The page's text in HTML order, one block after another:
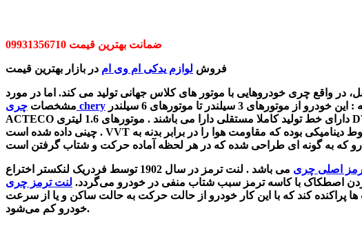
ضمانت بهترین قیمت 09931356710
فروش لوازم یدکی ام وی ام در بازار بهترین قیمت
در واقع چری خودروهایی با موتور های کلاس جهانی تولید می کند. اما در مورد
مشخصات چری chery
ACTECO دارای خط تولید کاملا مستقلی دارا می باشند . موتورهای 1.6 لیتری DVVT دومین نسل از موتورهای ACTECO هستند که به دقت توسط چری طراحی شده و در سال 2011 در بین ده موتور برتر
دینامیکی بوده که مقاومت هوا را در برابر بدنه به
اصلی چری می باشد .
لنت ترمز در سال 1902 توسط فردریک لنکستر اختراع
اصطکاک با کاسه ترمز سبب شتاب منفی در خودرو می‌گردد.
پراکنده کند که با این کار خودرو از حالت حرکت به حالت ساکن و یا از سرعت
خودرو کم می‌شود.